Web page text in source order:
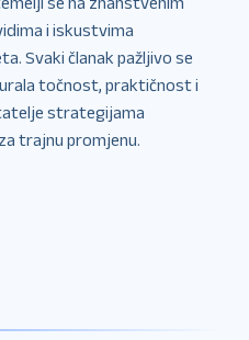
i iskustvima
Svaki članak pažljivo se
točnost, praktičnost i
strategijama
trajnu promjenu.